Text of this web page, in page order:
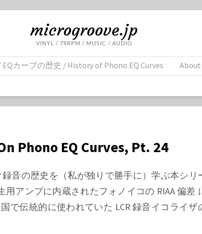
microgroove.jp
VINYL / 78RPM / MUSIC / AUDIO
EQカーブの歴史 / History of Phono EQ Curves
Phono EQ Curves, Pt. 24
音の歴史を（私が独りで勝手に）学ぶ本シリ
用アンプに内蔵されたフォノイコの RIAA 偏差
で伝統的に使われていた LCR 録音イコライザ